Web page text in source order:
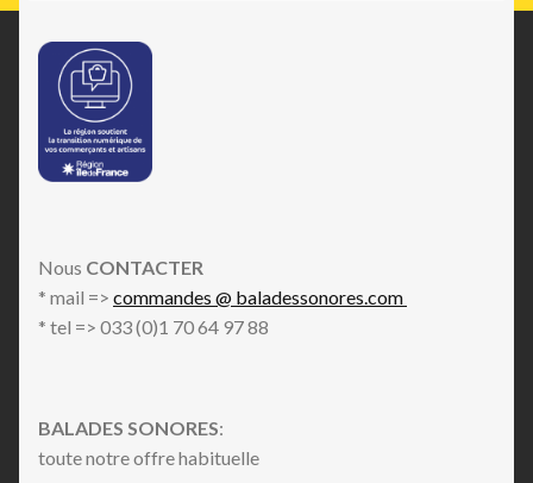
Nous CONTACTER
* mail => commandes @ baladessonores.com
* tel => 033 (0)1 70 64 97 88
BALADES SONORES:
toute notre offre habituelle